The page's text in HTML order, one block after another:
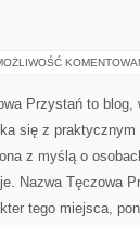
Przystań to
się z praktycznym
z myślą o
Nazwa Tęczowa
tego miejsca,